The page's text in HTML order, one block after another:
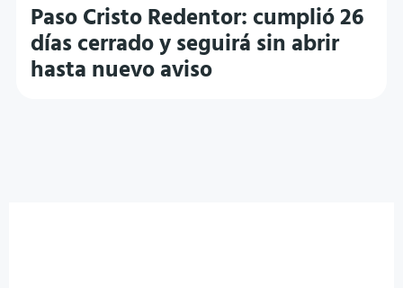
Paso Cristo Redentor: cumplió 26
días cerrado y seguirá sin abrir
hasta nuevo aviso